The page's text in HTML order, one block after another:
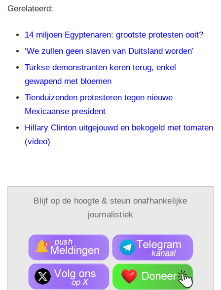
Gerelateerd:
14 miljoen Egyptenaren: grootste protesten ooit?
‘We zullen geen slaven van Duitsland worden’
Turkse demonstranten keren terug, enkel
gewapend met bloemen
Tienduizenden protesteren tegen nieuwe
Mexicaanse president
Hillary Clinton uitgejouwd en bekogeld met tomaten
(video)
Blijf op de hoogte & steun onafhankelijke
journalistiek